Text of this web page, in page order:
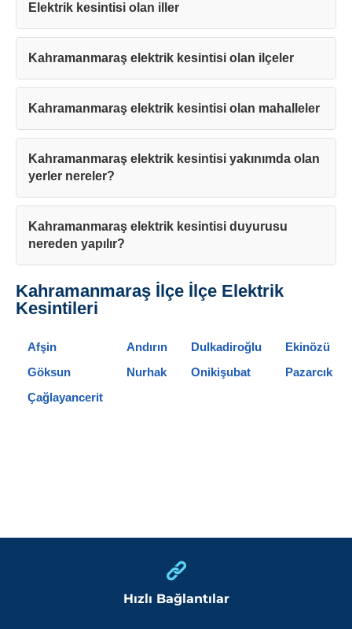
Elektrik kesintisi olan iller
Kahramanmaraş elektrik kesintisi olan ilçeler
Kahramanmaraş elektrik kesintisi olan mahalleler
Kahramanmaraş elektrik kesintisi yakınımda olan
yerler nereler?
Kahramanmaraş elektrik kesintisi duyurusu
nereden yapılır?
Kahramanmaraş İlçe İlçe Elektrik
Kesintileri
Afşin Andırın Dulkadiroğlu
Ekinözü
Göksun
Nurhak Onikişubat
Pazarcık
Çağlayancerit
Hızlı Bağlantılar
Teşekkürler!
Mesajınız başarıyla ulaştırıldı. En kısa sürede